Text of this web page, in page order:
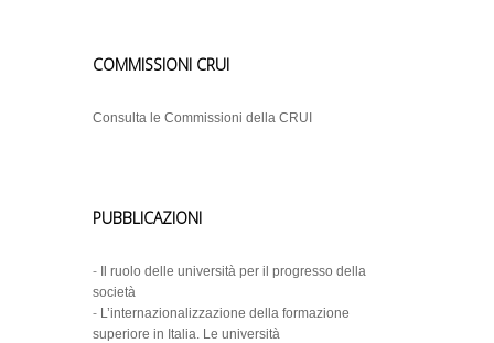
COMMISSIONI CRUI
Consulta le Commissioni della CRUI
PUBBLICAZIONI
-
Il ruolo delle università per il progresso della
società
- L’internazionalizzazione della formazione
superiore in Italia. Le università